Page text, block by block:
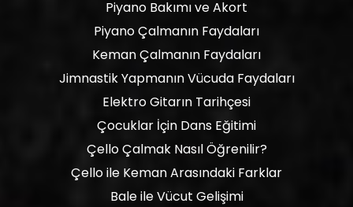
Piyano Bakımı ve Akort
Piyano Çalmanın Faydaları
Keman Çalmanın Faydaları
Jimnastik Yapmanın Vücuda Faydaları
Elektro Gitarın Tarihçesi
Çocuklar İçin Dans Eğitimi
Çello Çalmak Nasıl Öğrenilir?
Çello ile Keman Arasındaki Farklar
Bale ile Vücut Gelişimi